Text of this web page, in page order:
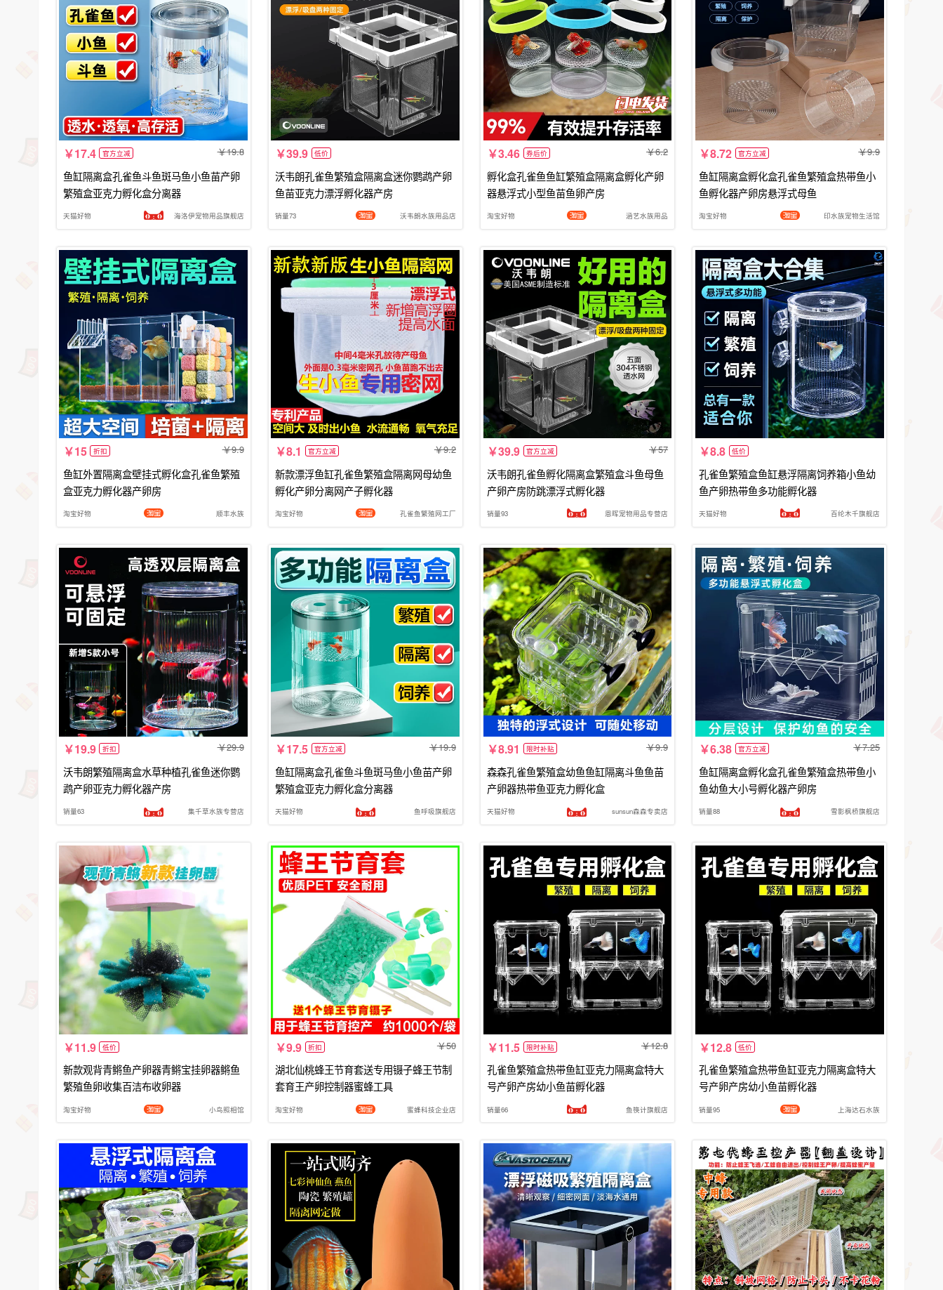
17.4 官方立减 19.8
鱼缸隔离盒孔雀鱼斗鱼斑马鱼小鱼苗产卵
繁殖盒亚克力孵化盒分离器
天猫好物 海洛伊宠物用品旗舰店
39.9 低价
沃韦朗孔雀鱼繁殖盒隔离盒迷你鹦鹉产卵
鱼苗亚克力漂浮孵化器产房
销量73 沃韦朗水族用品店
3.46 券后价 6.2
孵化盒孔雀鱼鱼缸繁殖盒隔离盒孵化产卵
器悬浮式小型鱼苗鱼卵产房
淘宝好物 涵艺水族用品
8.72 官方立减 9.9
鱼缸隔离盒孵化盒孔雀鱼繁殖盒热带鱼小
鱼孵化器产卵房悬浮式母鱼
淘宝好物 印水族宠物生活馆
15 折扣 9.9
鱼缸外置隔离盒壁挂式孵化盒孔雀鱼繁殖
盒亚克力孵化器产卵房
淘宝好物 顺丰水族
8.1 官方立减 9.2
新款漂浮鱼缸孔雀鱼繁殖盒隔离网母幼鱼
孵化产卵分离网产子孵化器
淘宝好物 孔雀鱼繁殖网工厂
39.9 官方立减 57
沃韦朗孔雀鱼孵化隔离盒繁殖盒斗鱼母鱼
产卵产房防跳漂浮式孵化器
销量93 恩晖宠物用品专营店
8.8 低价
孔雀鱼繁殖盒鱼缸悬浮隔离饲养箱小鱼幼
鱼产卵热带鱼多功能孵化器
天猫好物 百纶木千旗舰店
19.9 折扣 29.9
沃韦朗繁殖隔离盒水草种植孔雀鱼迷你鹦
鹉产卵亚克力孵化器产房
销量63 集千草水族专营店
17.5 官方立减 19.9
鱼缸隔离盒孔雀鱼斗鱼斑马鱼小鱼苗产卵
繁殖盒亚克力孵化盒分离器
天猫好物 鱼呼吸旗舰店
8.91 限时补贴 9.9
森森孔雀鱼繁殖盒幼鱼鱼缸隔离斗鱼鱼苗
产卵器热带鱼亚克力孵化盒
天猫好物 sunsun森森专卖店
6.38 官方立减 7.25
鱼缸隔离盒孵化盒孔雀鱼繁殖盒热带鱼小
鱼幼鱼大小号孵化器产卵房
销量88 雪影枫桥旗舰店
11.9 低价
新款观背青鳉鱼产卵器青鳉宝挂卵器鳉鱼
繁殖鱼卵收集百洁布收卵器
淘宝好物 小鸟照相馆
9.9 折扣 50
湖北仙桃蜂王节育套送专用镊子蜂王节制
套育王产卵控制器蜜蜂工具
淘宝好物 蜜蜂科技企业店
11.5 限时补贴 12.8
孔雀鱼繁殖盒热带鱼缸亚克力隔离盒特大
号产卵产房幼小鱼苗孵化器
销量66 鱼筷计旗舰店
12.8 低价
孔雀鱼繁殖盒热带鱼缸亚克力隔离盒特大
号产卵产房幼小鱼苗孵化器
销量95 上海达石水族